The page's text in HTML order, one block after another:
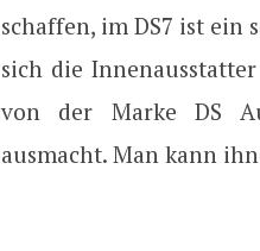
schaffen, im DS7 ist ein
sich die
von der Marke DS
ausmacht. Man kann